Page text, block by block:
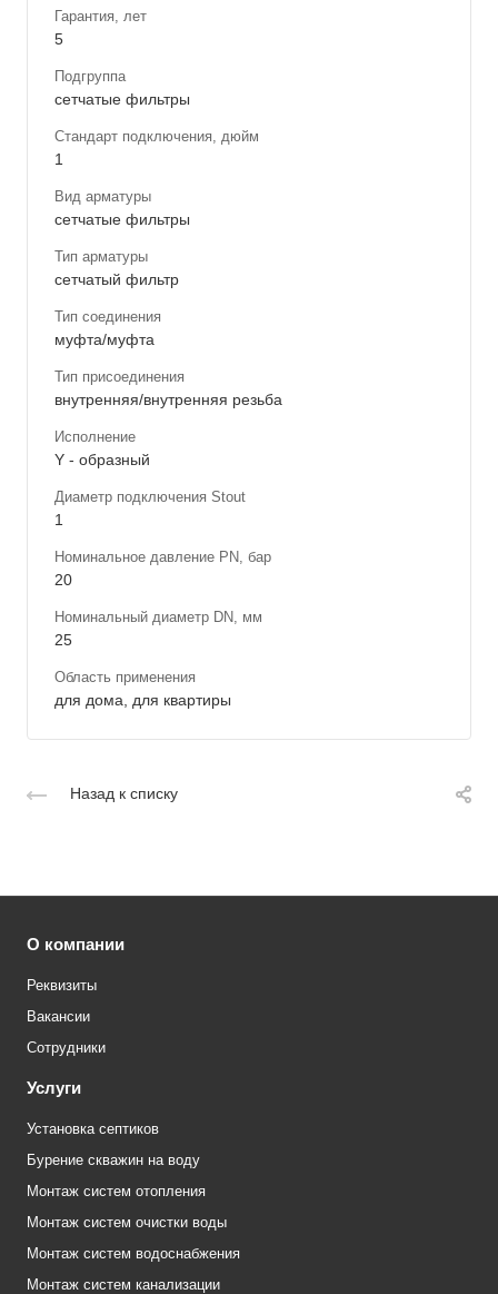
Гарантия, лет
5
Подгруппа
сетчатые фильтры
Стандарт подключения, дюйм
1
Вид арматуры
сетчатые фильтры
Тип арматуры
сетчатый фильтр
Тип соединения
муфта/муфта
Тип присоединения
внутренняя/внутренняя резьба
Исполнение
Y - образный
Диаметр подключения Stout
1
Номинальное давление PN, бар
20
Номинальный диаметр DN, мм
25
Область применения
для дома, для квартиры
Назад к списку
О компании
Реквизиты
Вакансии
Сотрудники
Услуги
Установка септиков
Бурение скважин на воду
Монтаж систем отопления
Монтаж систем очистки воды
Монтаж систем водоснабжения
Монтаж систем канализации